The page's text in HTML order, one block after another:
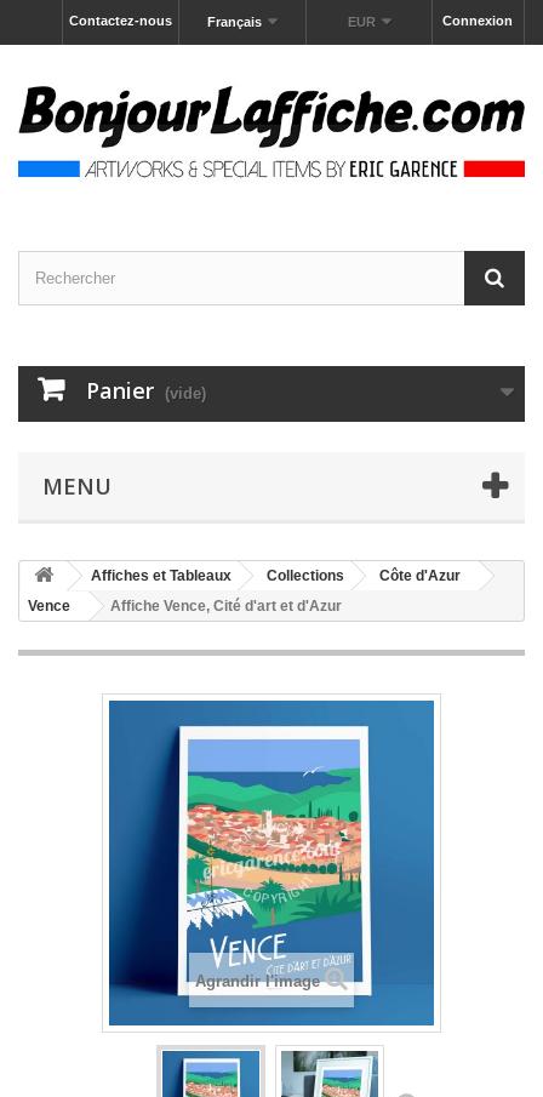
Connexion
EUR
Français
Contactez-nous
Panier (vide)
MENU
Affiches et Tableaux Collections
Côte d'Azur
Vence
Affiche Vence, Cité d'art et d'Azur
Agrandir l'image